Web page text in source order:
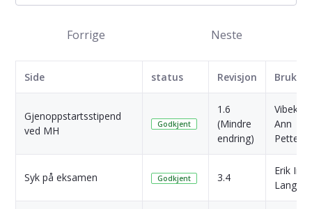
Forrige Neste
Side status Revisjon Bruker
Gjenoppstartsstipend
ved MH
Godkjent
1.6
(Mindre
endring)
Vibeke
Ann
Syk på eksamen Godkjent 3.4
Erik